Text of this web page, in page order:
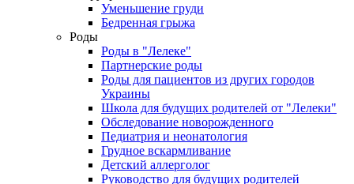
Уменьшение груди
Бедренная грыжа
Роды
Роды в "Лелеке"
Партнерские роды
Роды для пациентов из других городов
Украины
Школа для будущих родителей от "Лелеки"
Обследование новорожденного
Педиатрия и неонатология
Грудное вскармливание
Детский аллерголог
Руководство для будущих родителей